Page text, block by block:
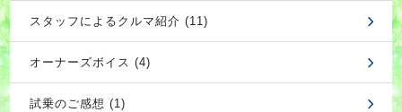
スタッフによるクルマ紹介 (11)
オーナーズボイス (4)
試乗のご感想 (1)